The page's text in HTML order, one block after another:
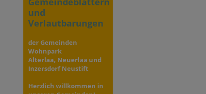
und
Verlautbarungen
der Gemeinden
Wohnpark
Alterlaa, Neuerlaa und
Inzersdorf Neustift
Herzlich willkommen in